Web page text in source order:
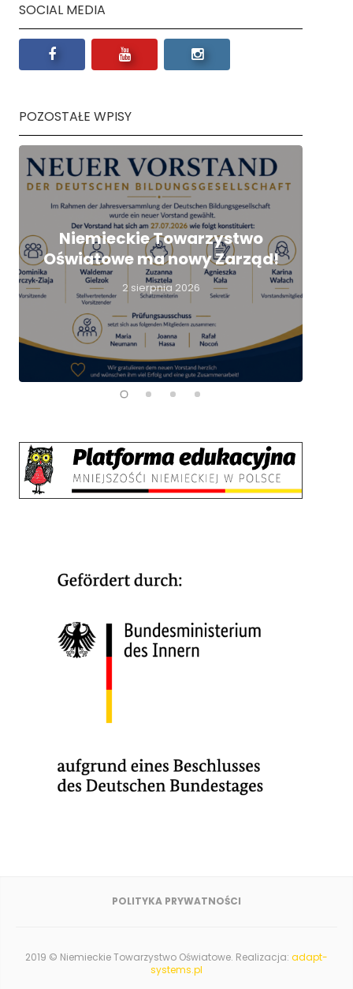
SOCIAL MEDIA
POZOSTAŁE WPISY
Niemieckie Towarzystwo
Oświatowe ma nowy Zarząd!
2 sierpnia 2026
POLITYKA PRYWATNOŚCI
2019 © Niemieckie Towarzystwo Oświatowe. Realizacja: adapt-
systems.pl